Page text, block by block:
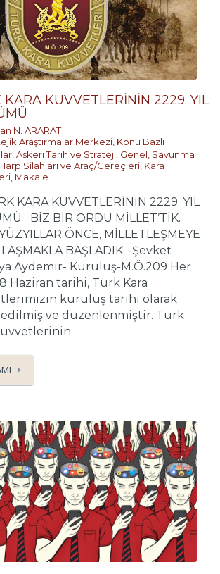
KARA KUVVETLERİNİN 2229. YIL
N. ARARAT
Araştırmalar Merkezi Konu Bazlı
Askeri Tarih ve Strateji Genel Savunma
Harp Silahları ve Araç/Gereçleri Kara
Makale
KARA KUVVETLERİNİN 2229. YIL
BİZ BİR ORDU MİLLET’TİK.
ÖNCE, MİLLETLEŞMEYE
BAŞLADIK. -Şevket
Aydemir- Kuruluş-M.Ö.209 Her
Haziran tarihi, Türk Kara
kuruluş tarihi olarak
ve düzenlenmiştir. Türk
...